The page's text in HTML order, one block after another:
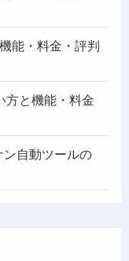
能・料金・評判
方と機能・料金
ン自動ツールの